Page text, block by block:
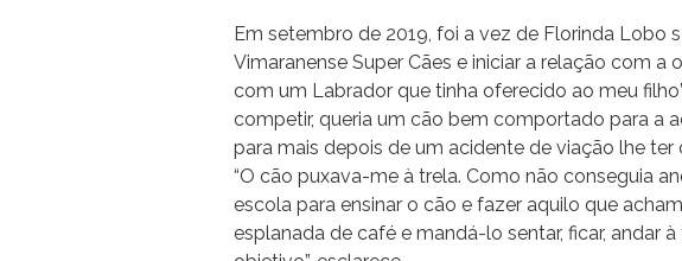
Em setembro de 2019, foi a vez de Florinda Lobo
Vimaranense Super Cães e iniciar a relação com a
com um Labrador que tinha oferecido ao meu
competir, queria um cão bem comportado para a
para mais depois de um acidente de viação lhe
“O cão puxava-me à trela. Como não conseguia
escola para ensinar o cão e fazer aquilo que
esplanada de café e mandá-lo sentar, ficar, andar